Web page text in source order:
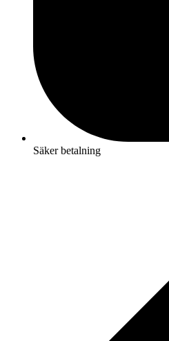
Säker betalning